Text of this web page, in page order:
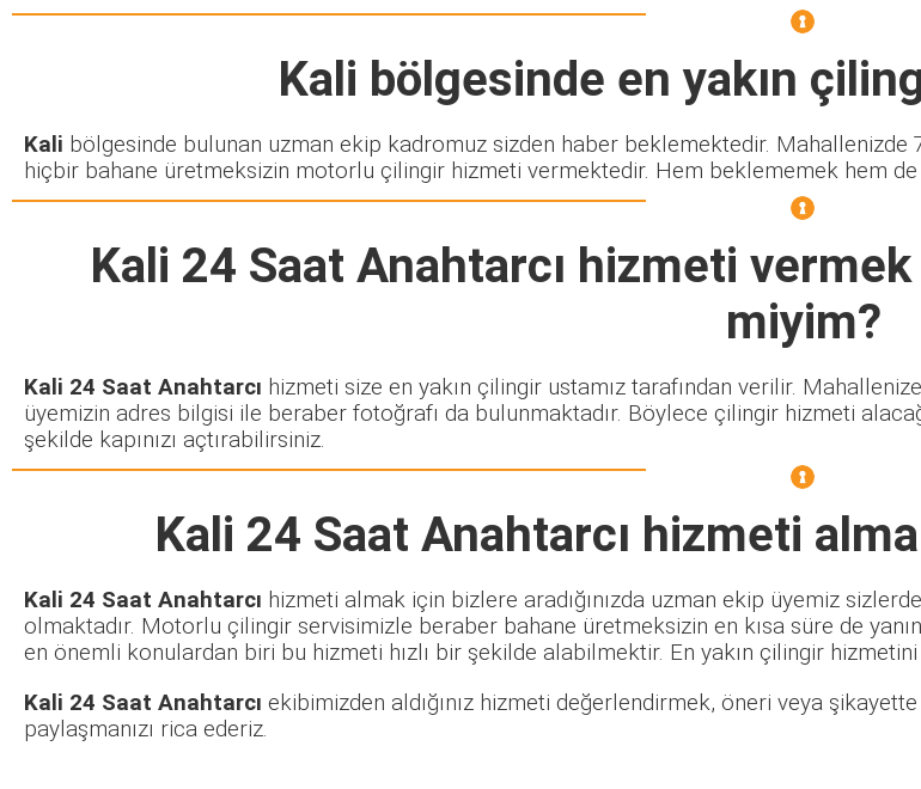
Kali bölgesinde en yakın
Kali bölgesinde bulunan uzman ekip kadromuz sizden haber beklemektedir.
hiçbir bahane üretmeksizin motorlu çilingir hizmeti vermektedir. Hem beklememek hem
Kali 24 Saat Anahtarcı hizmeti
miyim?
Kali 24 Saat Anahtarcı hizmeti size en yakın çilingir ustamız tarafından verilir.
üyemizin adres bilgisi ile beraber fotoğrafı da bulunmaktadır. Böylece çilingir hizmeti
şekilde kapınızı açtırabilirsiniz.
Kali 24 Saat Anahtarcı hizmeti
Kali 24 Saat Anahtarcı hizmeti almak için bizlere aradığınızda uzman ekip üyemiz
olmaktadır. Motorlu çilingir servisimizle beraber bahane üretmeksizin en kısa süre de
en önemli konulardan biri bu hizmeti hızlı bir şekilde alabilmektir. En yakın çilingir
Kali 24 Saat Anahtarcı ekibimizden aldığınız hizmeti değerlendirmek, öneri veya
paylaşmanızı rica ederiz.